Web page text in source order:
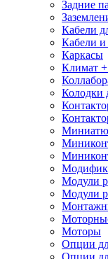
Задние
Кабели
Кабели и
Каркасы
Климат
Колодки
Модули
Модули
Моторы
Опции
Опции